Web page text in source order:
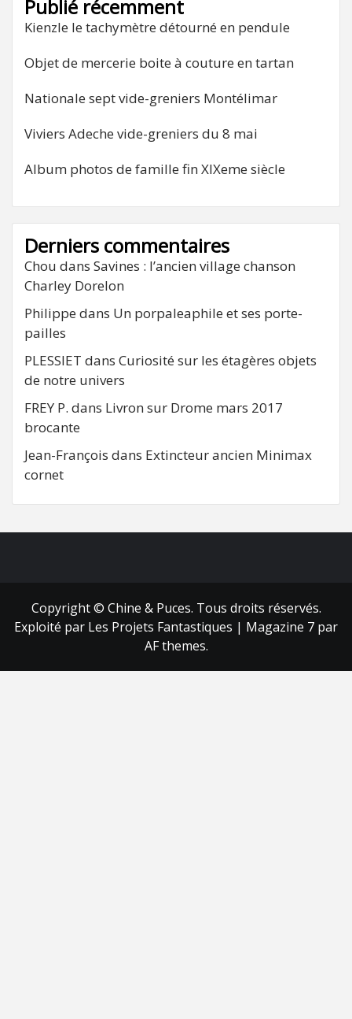
Publié récemment
Kienzle le tachymètre détourné en pendule
Objet de mercerie boite à couture en tartan
Nationale sept vide-greniers Montélimar
Viviers Adeche vide-greniers du 8 mai
Album photos de famille fin XIXeme siècle
Derniers commentaires
Chou dans Savines : l’ancien village chanson
Charley Dorelon
Philippe dans Un porpaleaphile et ses porte-
pailles
PLESSIET dans Curiosité sur les étagères objets
de notre univers
FREY P. dans Livron sur Drome mars 2017
brocante
Jean-François dans Extincteur ancien Minimax
cornet
Copyright © Chine & Puces. Tous droits réservés.
Exploité par Les Projets Fantastiques | Magazine 7 par
AF themes.